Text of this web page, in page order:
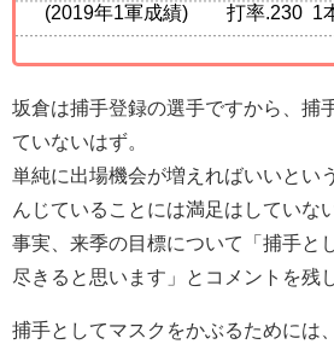
(2019年1軍成績) 打率.230 1
坂倉は捕手登録の選手ですから、捕
ていないはず。
単純に出場機会が増えればいいとい
んじていることには満足はしていな
事実、来季の目標について「捕手と
尽きると思います」とコメントを残
捕手としてマスクをかぶるためには